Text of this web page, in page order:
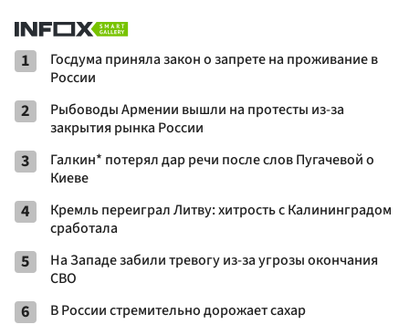
1
Госдума приняла закон о запрете на проживание в
России
2
Рыбоводы Армении вышли на протесты из-за
закрытия рынка России
3
Галкин* потерял дар речи после слов Пугачевой о
Киеве
4
Кремль переиграл Литву: хитрость с Калининградом
сработала
5
На Западе забили тревогу из-за угрозы окончания
СВО
6 В России стремительно дорожает сахар